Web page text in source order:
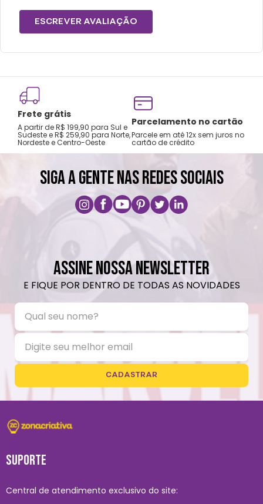
Carregue apenas na posição vertical.
Lavar com água, esponja macia e sabão
neutro.
Não vai à lava-louças nem ao micro-ondas.
Não utilizar produtos químicos ou
abrasivos.
ESCREVER AVALIAÇÃO
Frete grátis
A partir de R$ 199,90 para Sul e
Sudeste e R$ 259,90 para Norte,
Nordeste e Centro-Oeste
Parcelamento no cartão
Parcele em até 12x sem juros no
cartão de crédito
SIGA A GENTE NAS REDES SOCIAIS
ASSINE NOSSA NEWSLETTER
E FIQUE POR DENTRO DE TODAS AS NOVIDADES
CADASTRAR
SUPORTE
Central de atendimento exclusivo do site: